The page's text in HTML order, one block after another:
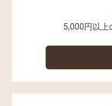
5,000円以上